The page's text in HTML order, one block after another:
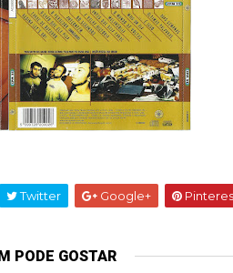
Twitter Google+
PODE GOSTAR